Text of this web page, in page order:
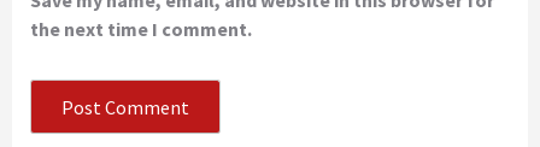
the next time I comment.